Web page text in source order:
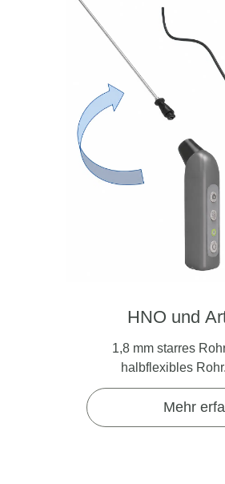
Mehr
HNO und
1,8 mm starres
halbflexibles